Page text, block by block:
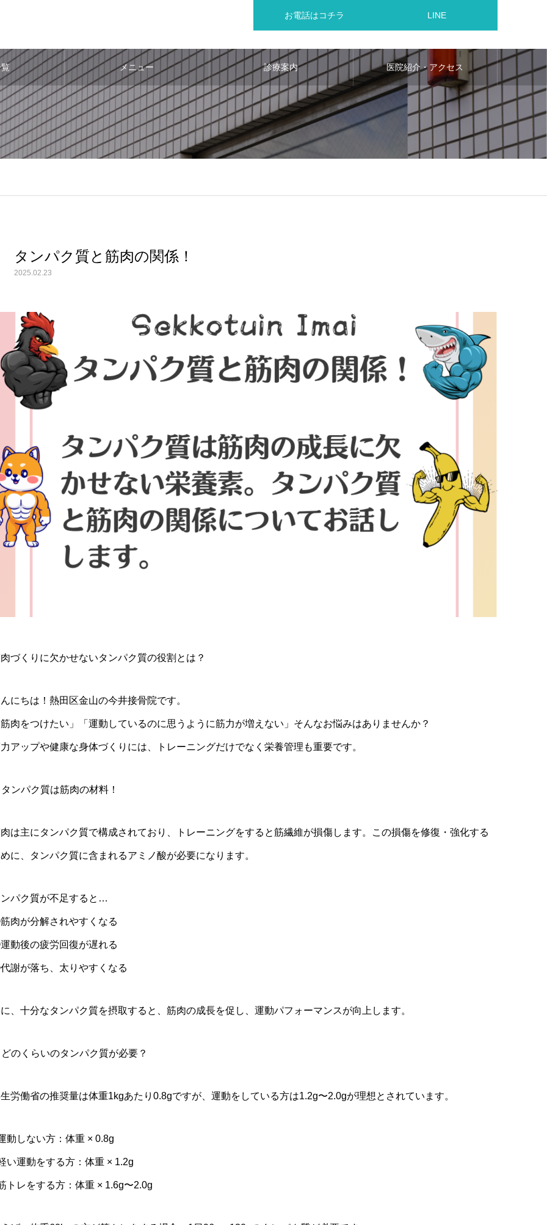
お電話はコチラ LINE
メニュー 診療案内 医院紹介・アクセス
タンパク質と筋肉の関係！
2025.02.23
づくりに欠かせないタンパク質の役割とは？
にちは！熱田区金山の今井接骨院です。
肉をつけたい」「運動しているのに思うように筋力が増えない」そんなお悩みはありませんか？
アップや健康な身体づくりには、トレーニングだけでなく栄養管理も重要です。
ンパク質は筋肉の材料！
は主にタンパク質で構成されており、トレーニングをすると筋繊維が損傷します。この損傷を修復・強化する
に、タンパク質に含まれるアミノ酸が必要になります。
パク質が不足すると…
肉が分解されやすくなる
動後の疲労回復が遅れる
謝が落ち、太りやすくなる
、十分なタンパク質を摂取すると、筋肉の成長を促し、運動パフォーマンスが向上します。
のくらいのタンパク質が必要？
労働省の推奨量は体重1kgあたり0.8gですが、運動をしている方は1.2g〜2.0gが理想とされています。
動しない方：体重 × 0.8g
い運動をする方：体重 × 1.2g
トレをする方：体重 × 1.6g〜2.0g